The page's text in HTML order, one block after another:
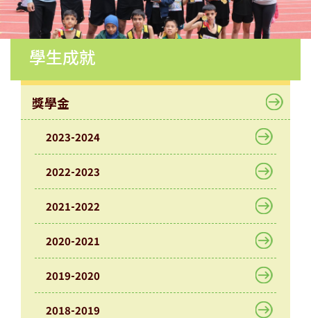
社
區
聯
繫
校
學生成就
獎學金
2023-2024
2022-2023
2021-2022
2020-2021
2019-2020
2018-2019